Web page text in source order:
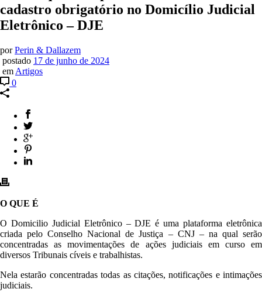
cadastro obrigatório no Domicílio Judicial
Eletrônico – DJE
porPerin & Dallazem
postado 17 de junho de 2024
em Artigos
0
O QUE É
O Domicilio Judicial Eletrônico – DJE é uma plataforma eletrônica
criada pelo Conselho Nacional de Justiça – CNJ – na qual serão
concentradas as movimentações de ações judiciais em curso em
diversos Tribunais cíveis e trabalhistas.
Nela estarão concentradas todas as citações, notificações e intimações
judiciais.